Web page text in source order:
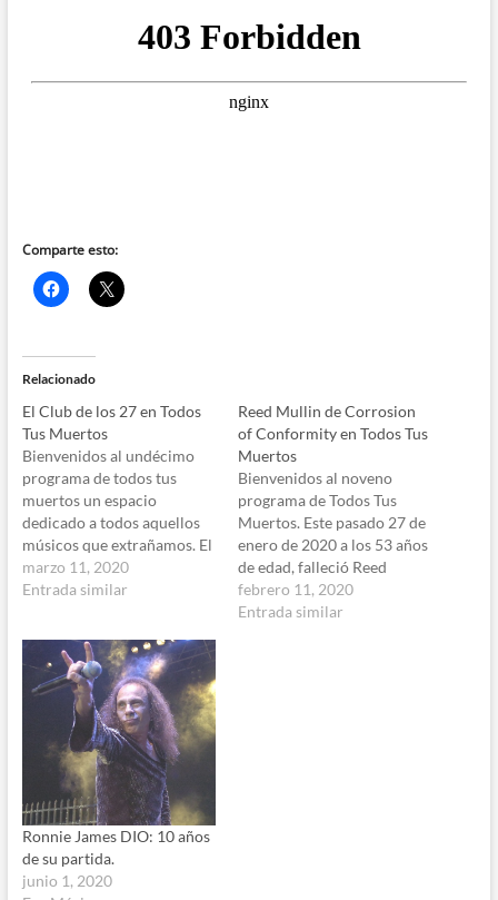
Comparte esto:
Relacionado
El Club de los 27 en Todos
Tus Muertos
Bienvenidos al undécimo
programa de todos tus
muertos un espacio
dedicado a todos aquellos
músicos que extrañamos. El
día de hoy les traigo el Club
de los 27: músicos que
Jones, Jimi Hendrix, Jim
Morrison, Janis Joplin, Curt
Cobain, Amy Winehouse
son los…
marzo 11, 2020
Entrada similar
Reed Mullin de Corrosion
of Conformity en Todos Tus
Muertos
Bienvenidos al noveno
programa de Todos Tus
Muertos. Este pasado 27 de
enero de 2020 a los 53 años
de edad, falleció Reed
Mullin, el que fuera el
principal baterista,
febrero 11, 2020
Entrada similar
Ronnie James DIO: 10 años
de su partida.
junio 1, 2020